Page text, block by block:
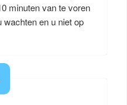
minuten van te voren
en u niet op